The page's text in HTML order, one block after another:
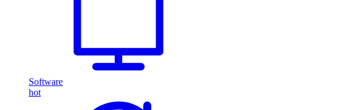
Software
hot